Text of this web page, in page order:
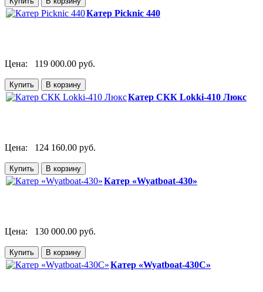
Катер Picknic 440
Цена: 119 000.00 руб.
Катер СКК Lokki-410 Люкс
Цена: 124 160.00 руб.
Катер «Wyatboat-430»
Цена: 130 000.00 руб.
Катер «Wyatboat-430C»